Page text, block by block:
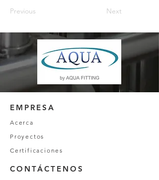
Previous Next
EMPRESA
Acerca
Proyectos
Certificaciones
CONTÁCTENOS